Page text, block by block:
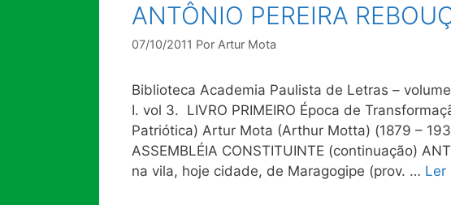
ANTÔNIO PEREIRA
07/10/2011 Por Artur Mota
Biblioteca Academia Paulista de Letras –
I. vol 3. LIVRO PRIMEIRO Época de
Patriótica) Artur Mota (Arthur Motta) (1879 –
ASSEMBLÉIA CONSTITUINTE (continuação)
na vila, hoje cidade, de Maragogipe (prov. … Ler